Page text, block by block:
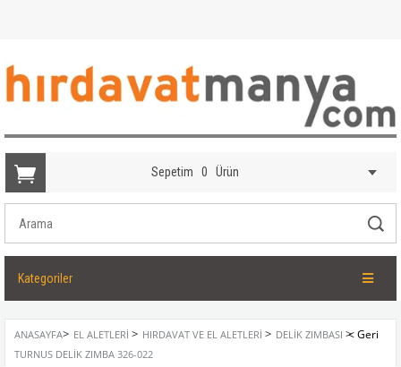
Sepetim 0 Ürün
Kategoriler
ANASAYFA> EL ALETLERI > HIRDAVAT VE EL ALETLERI > DELIK ZIMBASI >
TURNUS DELIK ZIMBA 326-022